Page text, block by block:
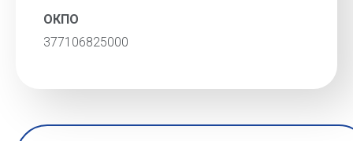
ОКПО
377106825000